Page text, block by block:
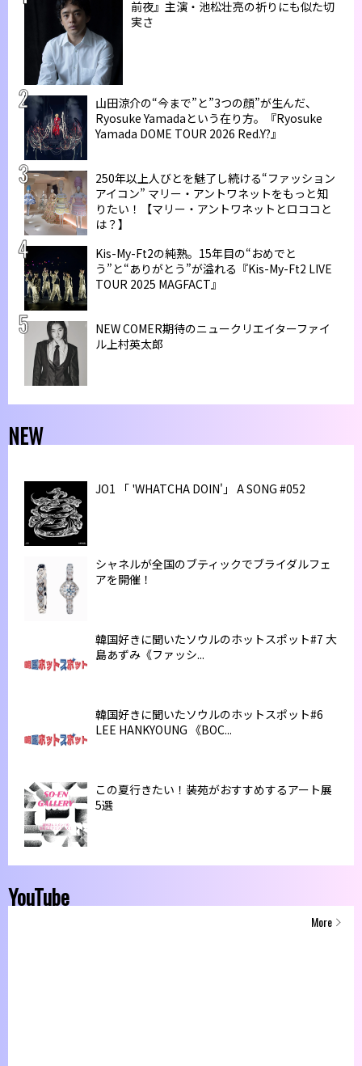
前夜』主演・池松壮亮の祈りにも似た切
実さ
山田涼介の“今まで”と”3つの顔”が生んだ、
Ryosuke Yamadaという在り方。『Ryosuke
Yamada DOME TOUR 2026 Red.Y?』
250年以上人びとを魅了し続ける“ファッション
アイコン” マリー・アントワネットをもっと知
りたい！【マリー・アントワネットとロココと
は？】
Kis-My-Ft2の純熟。15年目の“おめでと
う”と“ありがとう”が溢れる『Kis-My-Ft2 LIVE
TOUR 2025 MAGFACT』
NEW COMER期待のニュークリエイターファイ
ル上村英太郎
NEW
JO1 「 'WHATCHA DOIN'」 A SONG #052
シャネルが全国のブティックでブライダルフェ
アを開催！
韓国好きに聞いたソウルのホットスポット#7 大
島あずみ《ファッシ...
韓国好きに聞いたソウルのホットスポット#6
LEE HANKYOUNG 《BOC...
この夏行きたい！装苑がおすすめするアート展
5選
YouTube
More